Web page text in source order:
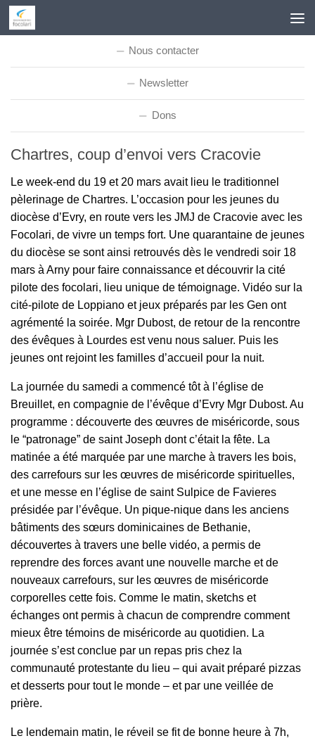
Skip to content
Nous contacter
Newsletter
Dons
Chartres, coup d’envoi vers Cracovie
Le week-end du 19 et 20 mars avait lieu le traditionnel
pèlerinage de Chartres. L’occasion pour les jeunes du
diocèse d’Evry, en route vers les JMJ de Cracovie avec les
Focolari, de vivre un temps fort. Une quarantaine de jeunes
du diocèse se sont ainsi retrouvés dès le vendredi soir 18
mars à Arny pour faire connaissance et découvrir la cité
pilote des focolari, lieu unique de témoignage. Vidéo sur la
cité-pilote de Loppiano et jeux préparés par les Gen ont
agrémenté la soirée. Mgr Dubost, de retour de la rencontre
des évêques à Lourdes est venu nous saluer. Puis les
jeunes ont rejoint les familles d’accueil pour la nuit.
La journée du samedi a commencé tôt à l’église de
Breuillet, en compagnie de l’évêque d’Evry Mgr Dubost. Au
programme : découverte des œuvres de miséricorde, sous
le “patronage” de saint Joseph dont c’était la fête. La
matinée a été marquée par une marche à travers les bois,
des carrefours sur les œuvres de miséricorde spirituelles,
et une messe en l’église de saint Sulpice de Favieres
présidée par l’évêque. Un pique-nique dans les anciens
bâtiments des sœurs dominicaines de Bethanie,
découvertes à travers une belle vidéo, a permis de
reprendre des forces avant une nouvelle marche et de
nouveaux carrefours, sur les œuvres de miséricorde
corporelles cette fois. Comme le matin, sketchs et
échanges ont permis à chacun de comprendre comment
mieux être témoins de miséricorde au quotidien. La
journée s’est conclue par un repas pris chez la
communauté protestante du lieu – qui avait préparé pizzas
et desserts pour tout le monde – et par une veillée de
prière.
Le lendemain matin, le réveil se fit de bonne heure à 7h,